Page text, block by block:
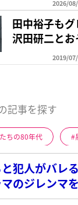
2026/
田中裕子もグ
沢田研二と
2019/
記事を探す
ちの80年代
犯人がバレ
のジレンマ